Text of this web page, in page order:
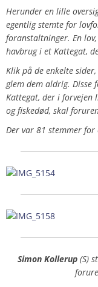
Herunder en lille
egentlig stemte for
foranstaltninger. En
havbrug i et Kattegat,
Klik på de enkelte
glem dem aldrig. Disse
Kattegat, der i forvejen
og fiskedød, skal
Der var 81 stemmer
Simon Kollerup (S)